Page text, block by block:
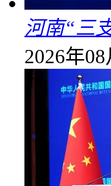
河南“三
2026年